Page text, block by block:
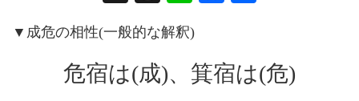
ea
ds
ok
▼成危の相性(一般的な解釈)
危宿は(成)、箕宿は(危)